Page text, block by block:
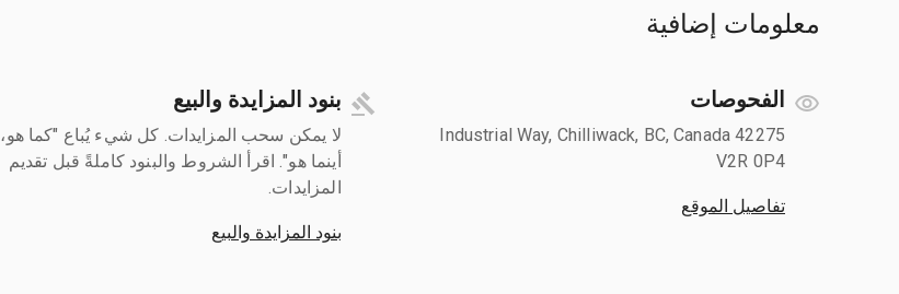
معلومات إضافية
الفحوصات
42275 Industrial Way, Chilliwack, BC, Canada
V2R 0P4
تفاصيل الموقع
بنود المزايدة والبيع
لا يمكن سحب المزايدات. كل شيء يُباع "كما هو،
أينما هو". اقرأ الشروط والبنود كاملةً قبل تقديم
المزايدات.
بنود المزايدة والبيع